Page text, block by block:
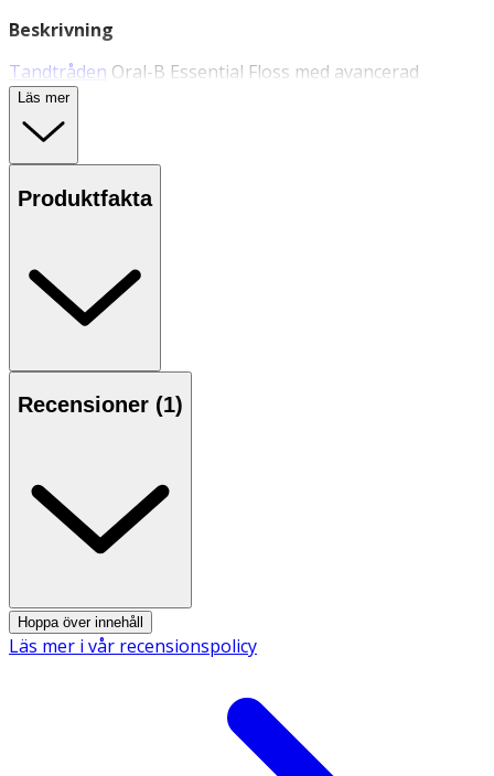
Beskrivning
Tandtråden Oral-B Essential Floss med avancerad
tandtrådseffekt för en fräsch och ren känsla i munnen.
Den har en avancerad utformning med två skikt för
överlägsen styrka, enkel hantering och bekvämlighet.
Rengör enkelt och skonsamt där tandborsten inte
kommer åt. Följ anvisningarna på
- En extra smal tandtråd som är stark och hållbar.
Läs mer
Produktfakta
Recensioner (1)
Hoppa över innehåll
Läs mer i vår recensionspolicy